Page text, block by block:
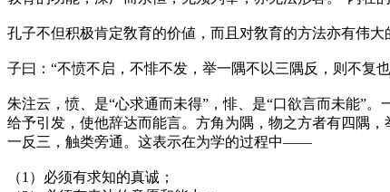
孔子不但积极肯定敎育的价値，而且对敎育的方法亦有伟
子曰：“不愤不启，不悱不发，举一隅不以三隅反，则不复也
朱注云，愤、是“心求通而未得”，悱、是“口欲言而未能”
给予引发，使他辞达而能言。方角为隅，物之方者有四隅
一反三，触类旁通。这表示在为学的过程中——
（1）必须有求知的真诚；